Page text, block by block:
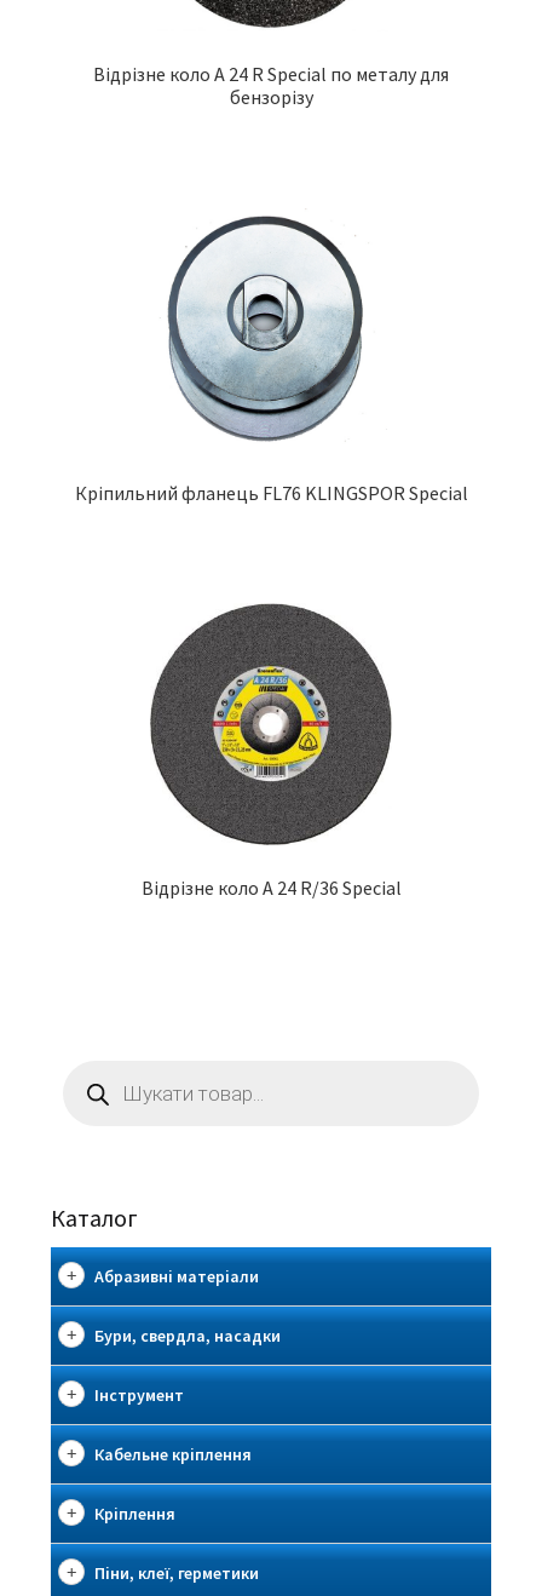
Відрізне коло A 24 R Special по металу для
бензорізу
Кріпильний фланець FL76 KLINGSPOR Special
Відрізне коло A 24 R/36 Special
товарів
Каталог
Абразивні матеріали
Бури, свердла, насадки
Інструмент
Кабельне кріплення
Кріплення
Піни, клеї, герметики